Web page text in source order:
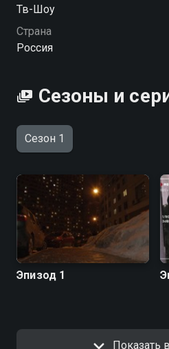
Посмотреть онлайн 1 сезон
вы можете совершенно
Тв-Шоу
Страна
Россия
Сезоны и
Сезон 1
Эпизод 1
Показать